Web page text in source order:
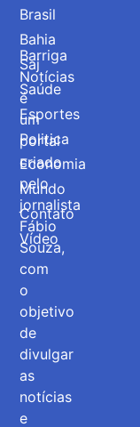
Barriga
Notícias
é
um
portal
criado
pelo
jornalista
Fábio
Souza,
com
o
objetivo
de
divulgar
as
notícias
e
Brasil
Bahia
Saj
Saúde
Esportes
Politica
Economia
Mundo
Contato
Vídeo